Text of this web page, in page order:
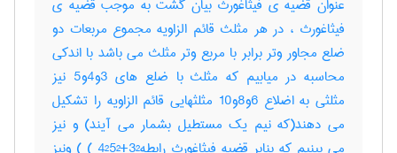
عنوان قضیه ی فیثاغورث بیان گشت به موجب قضیه ی
فیثاغورث ، در هر مثلث قائم الزاویه مجموع مربعات دو
ضلع مجاور وتر برابر با مربع وتر مثلث می باشد با اندکی
محاسبه در میابیم که مثلث با ضلع های 3و4و5 نیز
مثلثی به اضلاع 6و8و10 مثلثهایی قائم الزاویه را تشکیل
می دهند(که نیم یک مستطیل بشمار می آیند) و نیز